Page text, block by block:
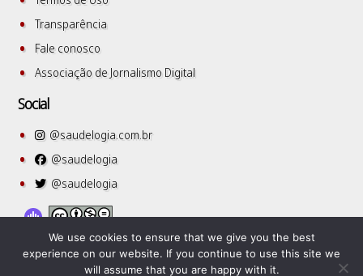
Transparência
Fale conosco
Associação de Jornalismo Digital
Social
@saudelogia.com.br
@saudelogia
@saudelogia
We use cookies to ensure that we give you the best
experience on our website. If you continue to use this site we
will assume that you are happy with it.